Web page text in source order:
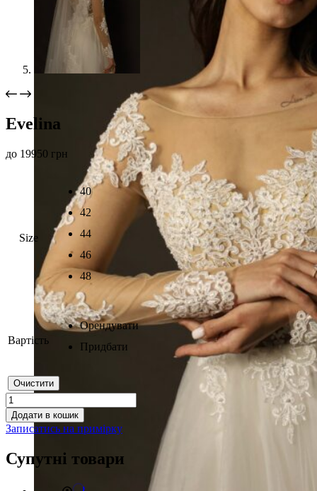
Evelina
до 19950 грн
Size
40
42
44
46
48
Вартість
Орендувати
Придбати
Очистити
Evelina
кількість
Додати в кошик
Записатись на примірку
Супутні товари